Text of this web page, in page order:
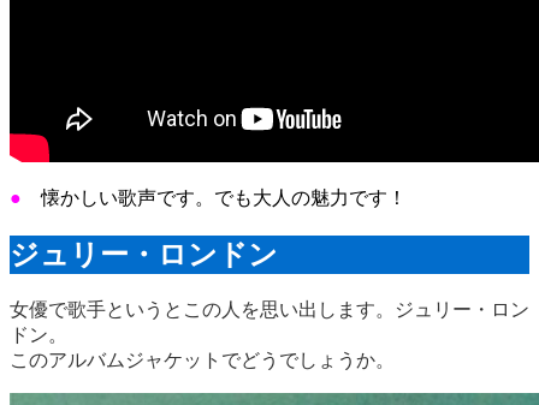
●懐かしい歌声です。でも大人の魅力です！
ジュリー・ロンドン
女優で歌手というとこの人を思い出します。ジュリー・ロン
ドン。
このアルバムジャケットでどうでしょうか。